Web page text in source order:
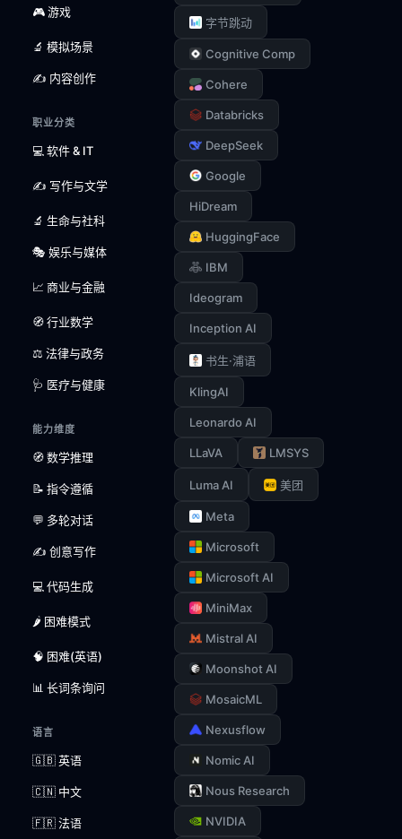
🎮 游戏
🔬 模拟场景
✍️ 内容创作
职业分类
💻 软件 & IT
✍️ 写作与文学
🔬 生命与社科
🎭 娱乐与媒体
📈 商业与金融
🧭 行业数学
⚖️ 法律与政务
🩺 医疗与健康
能力维度
🧭 数学推理
📝 指令遵循
💬 多轮对话
✍️ 创意写作
💻 代码生成
🌶️ 困难模式
🧠 困难(英语)
📊 长词条询问
语言
🇬🇧 英语
🇨🇳 中文
🇫🇷 法语
字节跳动
Cognitive Comp
Cohere
Databricks
DeepSeek
Google
HiDream
HuggingFace
IBM
Ideogram
Inception AI
书生·浦语
KlingAI
Leonardo AI
LLaVA LMSYS
Luma AI 美团
Meta
Microsoft
Microsoft AI
MiniMax
Mistral AI
Moonshot AI
MosaicML
Nexusflow
Nomic AI
Nous Research
NVIDIA